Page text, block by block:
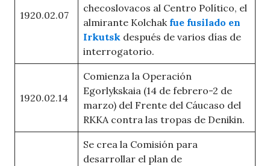
1920.02.07
checoslovacos al Centro Político, el
almirante Kolchak fue fusilado en
Irkutsk después de varios días de
interrogatorio.
1920.02.14
Comienza la Operación
Egorlykskaia (14 de febrero-2 de
marzo) del Frente del Cáucaso del
RKKA contra las tropas de Denikin.
Se crea la Comisión para
desarrollar el plan de